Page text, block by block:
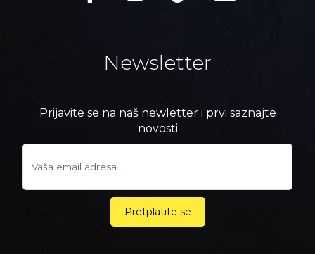
Newsletter
Prijavite se na naš newletter i prvi saznajte
novosti
Pretplatite se